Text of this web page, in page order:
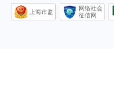
上海市监
网络社会
征信网